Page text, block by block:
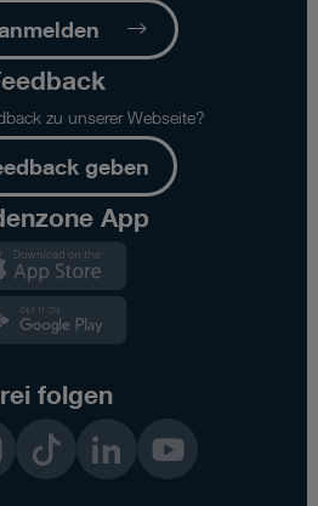
zu unserer Webseite?
geben
App
folgen
YouTube